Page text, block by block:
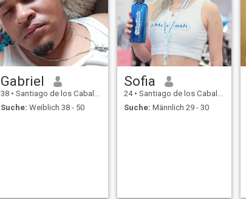
Gabriel
38 • Santiago de los Caballeros, Santiago, Dom. Rep.
Suche: Weiblich 38 - 50
Sofia
24 • Santiago de los Caballeros, Santiago, Dom. Rep.
Suche: Männlich 29 - 30